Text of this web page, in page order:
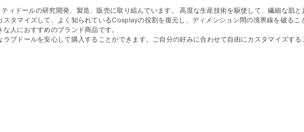
ィドールの研究開発、製造、販売に取り組んでいます。 高度な生産技術を駆使して、繊細な肌
スタマイズして、よく知られているCosplayの役割を復元し、ディメンション間の境界線を破る
人におすすめのブランド商品です。
ラブドールを安心して購入することができます。ご自分の好みに合わせて自由にカスタマイズす